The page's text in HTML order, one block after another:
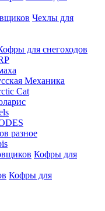
Чехлы для
для снегоходов
Механика
Cat
разное
Кофры для
Кофры для